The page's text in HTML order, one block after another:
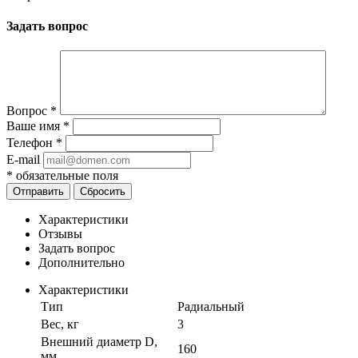
Задать вопрос
Вопрос *
Ваше имя *
Телефон *
E-mail
* обязательные поля
Отправить Сбросить
Характеристики
Отзывы
Задать вопрос
Дополнительно
Характеристики
Тип
Радиальный
Вес, кг
3
Внешний диаметр D,
160